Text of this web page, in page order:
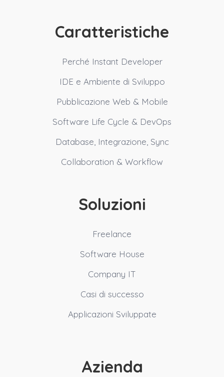
Caratteristiche
Perché Instant Developer
IDE e Ambiente di Sviluppo
Pubblicazione Web & Mobile
Software Life Cycle & DevOps
Database, Integrazione, Sync
Collaboration & Workflow
Soluzioni
Freelance
Software House
Company IT
Casi di successo
Applicazioni Sviluppate
Azienda